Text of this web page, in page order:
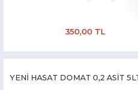
350,00 TL
YENİ HASAT DOMAT 0,2 ASİT